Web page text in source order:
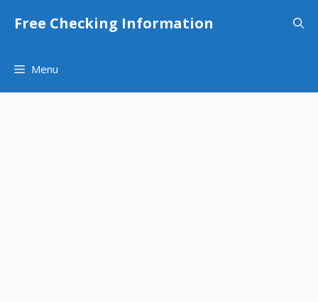
Free Checking Information
Menu